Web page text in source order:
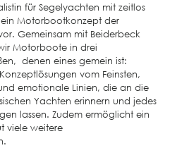
für Segelyachten mit zeitlos
Motorbootkonzept der
Gemeinsam mit Beiderbeck
Motorboote in drei
denen eines gemein ist:
vom Feinsten,
emotionale Linien, die an die
Yachten erinnern und jedes
lassen. Zudem ermöglicht ein
viele weitere